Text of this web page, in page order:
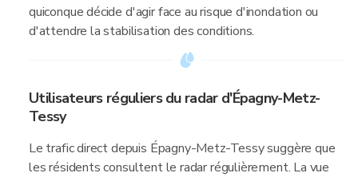
quiconque décide d'agir face au risque d'inondation ou
d'attendre la stabilisation des conditions.
Utilisateurs réguliers du radar d'Épagny-Metz-
Tessy
Le trafic direct depuis Épagny-Metz-Tessy suggère que
les résidents consultent le radar régulièrement. La vue